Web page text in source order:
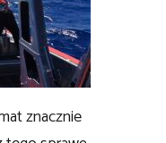
znacznie